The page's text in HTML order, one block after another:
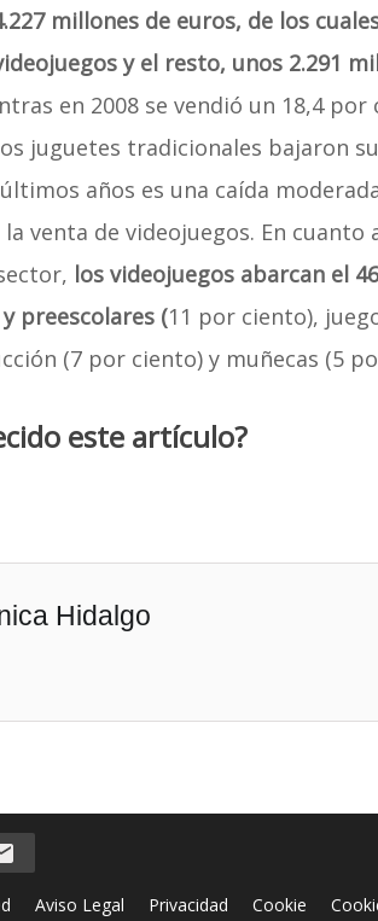
millones de euros, de los
y el resto, unos 2.291
en 2008 se vendió un 18,4
juguetes tradicionales bajaron
años es una caída
venta de videojuegos. En cuanto
los videojuegos abarcan el
preescolares (11 por ciento),
(7 por ciento) y muñecas (5
este artículo?
Hidalgo
Aviso Legal Privacidad Cookie